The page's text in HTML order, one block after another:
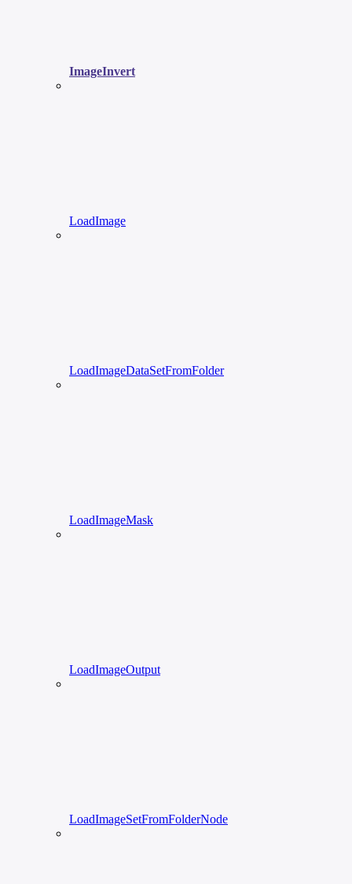
ImageInvert
LoadImage
LoadImageDataSetFromFolder
LoadImageMask
LoadImageOutput
LoadImageSetFromFolderNode